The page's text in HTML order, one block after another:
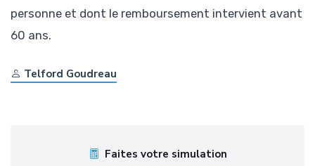
personne et dont le remboursement intervient avant
60 ans.
Telford Goudreau
Faites votre simulation